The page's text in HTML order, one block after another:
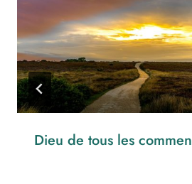
Dieu de tous les